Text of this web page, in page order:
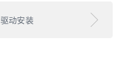
驱动安装